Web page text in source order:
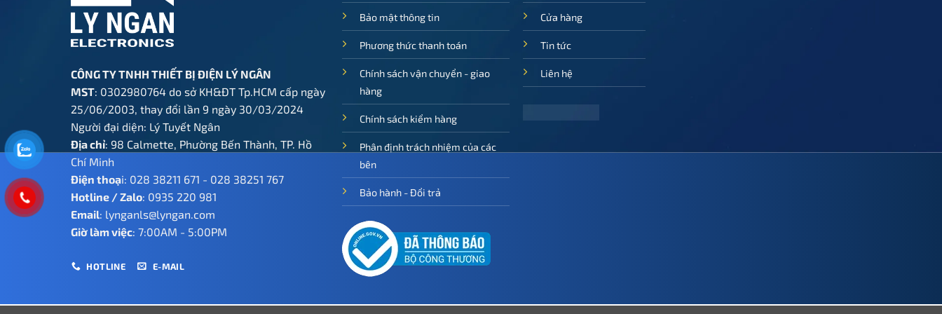
CÔNG TY TNHH THIẾT BỊ ĐIỆN LÝ NGÂN
MST: 0302980764 do sở KH&ĐT Tp.HCM cấp ngày
25/06/2003, thay đổi lần 9 ngày 30/03/2024
Người đại diện: Lý Tuyết Ngân
Địa chỉ: 98 Calmette, Phường Bến Thành, TP. Hồ
Chí Minh
Điện thoại: 028 38211 671 - 028 38251 767
Hotline / Zalo: 0935 220 981
Email: lynganls@lyngan.com
Giờ làm việc: 7:00AM - 5:00PM
HOTLINE E-MAIL
Bảo mật thông tin
Phương thức thanh toán
Chính sách vận chuyển - giao
hàng
Chính sách kiểm hàng
Phân định trách nhiệm của các
bên
Bảo hành - Đổi trả
Cửa hàng
Tin tức
Liên hệ